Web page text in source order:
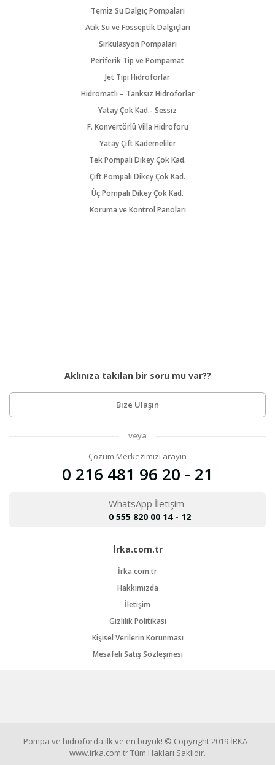
Temiz Su Dalgıç Pompaları
Atık Su ve Fosseptik Dalgıçları
Sirkülasyon Pompaları
Periferik Tip ve Pompamat
Jet Tipi Hidroforlar
Hidromatlı – Tanksız Hidroforlar
Yatay Çok Kad.- Sessiz
F. Konvertörlü Villa Hidroforu
Yatay Çift Kademeliler
Tek Pompalı Dikey Çok Kad.
Çift Pompalı Dikey Çok Kad.
Üç Pompalı Dikey Çok Kad.
Koruma ve Kontrol Panoları
Aklınıza takılan bir soru mu var??
Bize Ulaşın
veya
Çözüm Merkezimizi arayın
0 216 481 96 20 - 21
WhatsApp İletişim
0 555 820 00 14 - 12
İrka.com.tr
İrka.com.tr
Hakkımızda
İletişim
Gizlilik Politikası
Kişisel Verilerin Korunması
Mesafeli Satış Sözleşmesi
Pompa ve hidroforda ilk ve en büyük! © Copyright 2019 İRKA -
www.irka.com.tr Tüm Hakları Saklıdır.